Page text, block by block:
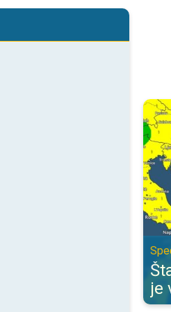
Šta
je